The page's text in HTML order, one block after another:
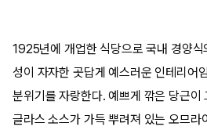
1925년에 개업한 식당으로 국내 경양식
성이 자자한 곳답게 예스러운 인테리어
분위기를 자랑한다. 예쁘게 깎은 당근이
글라스 소스가 가득 뿌려져 있는 오므라